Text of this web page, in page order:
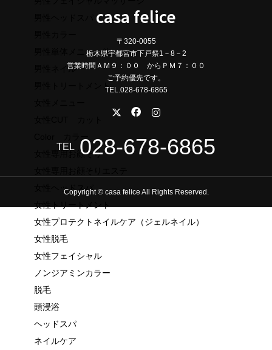
男性単体メニュー他
男性ネイル
男性トリートメント
女性専用お顔そり
女性ヘッドスパ
女性プロテクトネイルケア（ジェルネイル）
女性脱毛
女性フェイシャル
ノンジアミンカラー
脱毛
頭浸浴
ヘッドスパ
ネイルケア
casa felice
〒320-0055
栃木県宇都宮市下戸祭1－8－2
営業時間ＡＭ９：００ からＰＭ７：００
ご予約優先です。
TEL.028-678-6865
TEL 028-678-6865
Copyright © casa felice All Rights Reserved.